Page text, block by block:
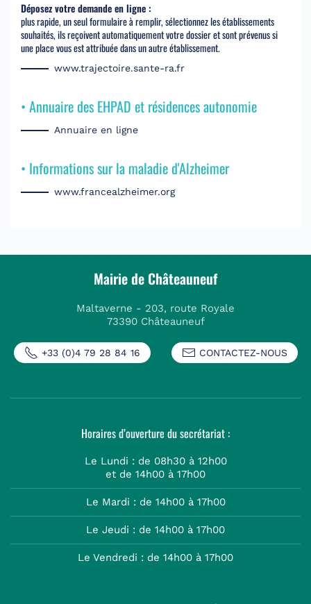
Déposez votre demande en ligne :
plus rapide, un seul formulaire à remplir, sélectionnez les établissements
souhaités, ils reçoivent automatiquement votre dossier et sont prévenus si
une place vous est attribuée dans un autre établissement.
www.trajectoire.sante-ra.fr
• Annuaire des EHPAD et résidences autonomie
Annuaire en ligne
• Informations sur la maladie d'Alzheimer
www.francealzheimer.org
Mairie de Châteauneuf
Maltaverne - 203, route Royale
73390 Châteauneuf
+33 (0)4 79 28 84 16 CONTACTEZ-NOUS
Horaires d’ouverture du secrétariat :
Le Lundi : de 08h30 à 12h00
et de 14h00 à 17h00
Le Mardi : de 14h00 à 17h00
Le Jeudi : de 14h00 à 17h00
Le Vendredi : de 14h00 à 17h00